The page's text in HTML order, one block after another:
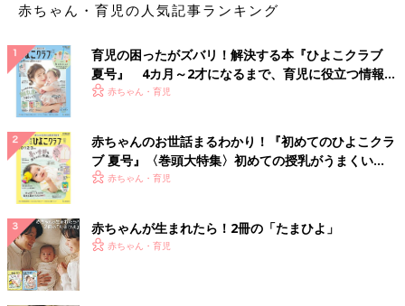
ったとき、早く気づくためにチェックすべき症
小児科クリニック院長の片岡正 先生に伺いまし
た。
赤ちゃんの屈折異常 ピントが正しく合わず程度が強
いと弱視になります
物を見るとき、眼球の奥の網膜にきちんとピントの合った像を結
ぶことができにくい状態です。乳幼児期はほとんどの子が遠視で
すが、病的に強い遠視、近視、乱視の場合は、弱視
になるのを防
ぐために、早くから眼鏡をかけて矯正します。
遠視
ピントが合う前のぼやけた像が網膜に映り、近くも遠くもはっき
り見えません。強い遠視の場合、弱視や内斜視の原因になること
があります。
赤ちゃん・育児の人気記事ランキング
育児の困ったがズバリ！解決する本『ひよこクラブ
夏号』 4カ月～2才になるまで、育児に役立つ情報が
いっぱい！
赤ちゃん・育児
赤ちゃんのお世話まるわかり！『初めてのひよこクラ
ブ 夏号』〈巻頭大特集〉初めての授乳がうまくい
く！ おっぱい・ミルクの基本と夏のトラブル 解決テ
赤ちゃん・育児
赤ちゃんが生まれたら！2冊の「たまひよ」
赤ちゃん・育児